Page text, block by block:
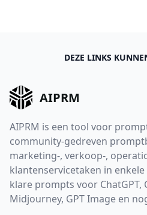
DEZE LINKS
AIPRM
AIPRM is een tool voor
community-gedreven
marketing-, verkoop-,
klantenservicetaken in
klare prompts voor ChatGPT,
Midjourney, GPT Image en